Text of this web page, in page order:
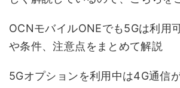
OCNモバイルONEでも5Gは利用
や条件、注意点をまとめて解説
5Gオプションを利用中は4G通信